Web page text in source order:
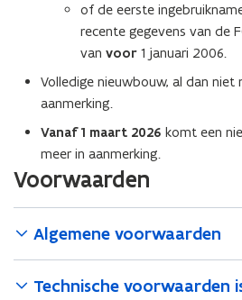
)
s
t
e
r
)
of de eerste
recente gegevens van de
van voor 1 januari 2006.
Volledige nieuwbouw, al dan
aanmerking.
Vanaf 1 maart 2026 komt een
meer in aanmerking.
Voorwaarden
Algemene voorwaarden
Technische voorwaarden